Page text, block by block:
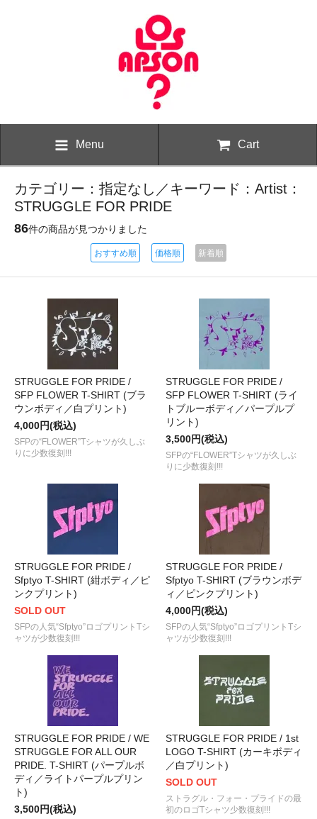
Menu Cart
カテゴリー：指定なし／キーワード：Artist：
STRUGGLE FOR PRIDE
86件の商品が見つかりました
おすすめ順 価格順 新着順
STRUGGLE FOR PRIDE /
SFP FLOWER T-SHIRT (ブラ
ウンボディ／白プリント)
4,000円(税込)
SFPの“FLOWER”Tシャツが久しぶ
りに少数復刻!!!
STRUGGLE FOR PRIDE /
SFP FLOWER T-SHIRT (ライ
トブルーボディ／パープルプ
リント)
3,500円(税込)
SFPの“FLOWER”Tシャツが久しぶ
りに少数復刻!!!
STRUGGLE FOR PRIDE /
Sfptyo T-SHIRT (紺ボディ／ピ
ンクプリント)
SOLD OUT
SFPの人気“Sfptyo”ロゴプリントTシ
ャツが少数復刻!!!
STRUGGLE FOR PRIDE /
Sfptyo T-SHIRT (ブラウンボデ
ィ／ピンクプリント)
4,000円(税込)
SFPの人気“Sfptyo”ロゴプリントTシ
ャツが少数復刻!!!
STRUGGLE FOR PRIDE / WE
STRUGGLE FOR ALL OUR
PRIDE. T-SHIRT (パープルボ
ディ／ライトパープルプリン
ト)
3,500円(税込)
STRUGGLE FOR PRIDE / 1st
LOGO T-SHIRT (カーキボディ
／白プリント)
SOLD OUT
ストラグル・フォー・プライドの最
初のロゴTシャツ少数復刻!!!